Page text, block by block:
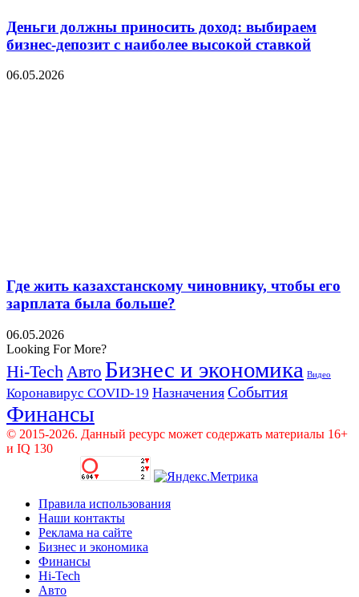
Деньги должны приносить доход: выбираем
бизнес-депозит с наиболее высокой ставкой
06.05.2026
Где жить казахстанскому чиновнику, чтобы его
зарплата была больше?
06.05.2026
Looking For More?
Hi-Tech Авто Бизнес и экономика Видео
Коронавирус COVID-19 Назначения События
Финансы
© 2015-2026. Данный ресурс может содержать материалы 16+
и IQ 130
Правила использования
Наши контакты
Реклама на сайте
Бизнес и экономика
Финансы
Hi-Tech
Авто